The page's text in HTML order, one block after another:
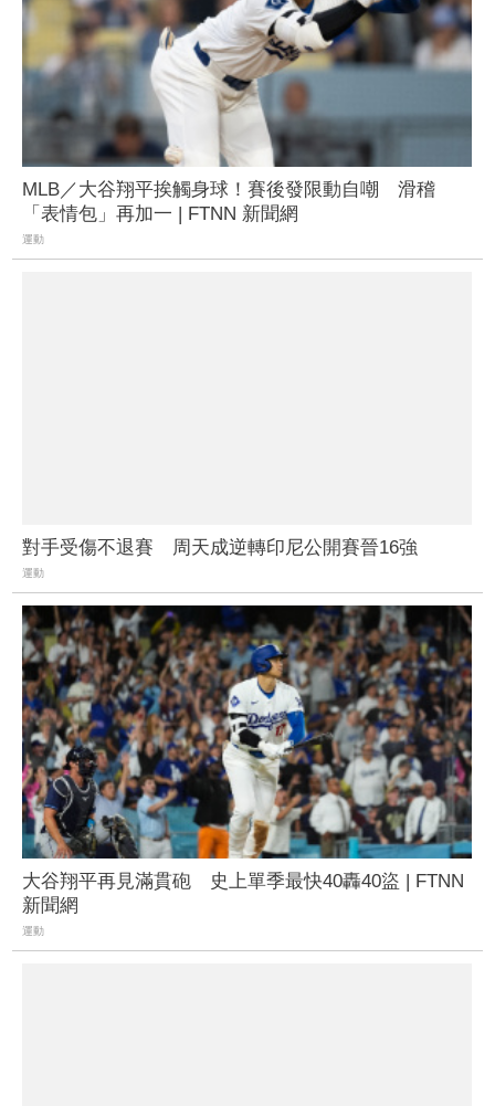
MLB／大谷翔平挨觸身球！賽後發限動自嘲 滑稽
「表情包」再加一 | FTNN 新聞網
運動
對手受傷不退賽 周天成逆轉印尼公開賽晉16強
運動
大谷翔平再見滿貫砲 史上單季最快40轟40盜 | FTNN
新聞網
運動